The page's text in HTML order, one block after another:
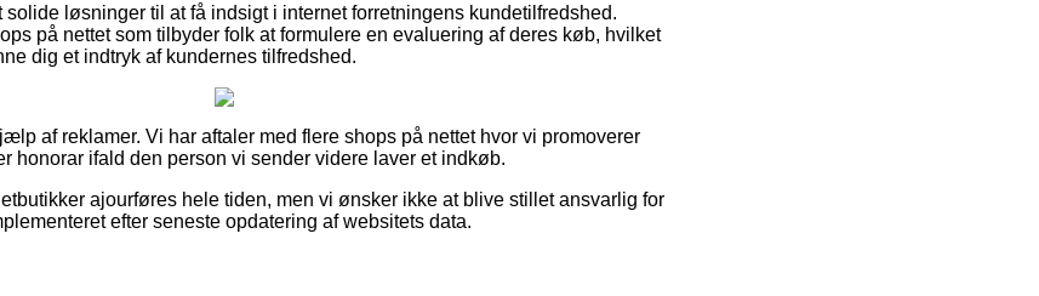
solide løsninger til at få indsigt i internet forretningens kundetilfredshed.
på nettet som tilbyder folk at formulere en evaluering af deres køb, hvilket
dig et indtryk af kundernes tilfredshed.
af reklamer. Vi har aftaler med flere shops på nettet hvor vi promoverer
honorar ifald den person vi sender videre laver et indkøb.
ajourføres hele tiden, men vi ønsker ikke at blive stillet ansvarlig for
efter seneste opdatering af websitets data.